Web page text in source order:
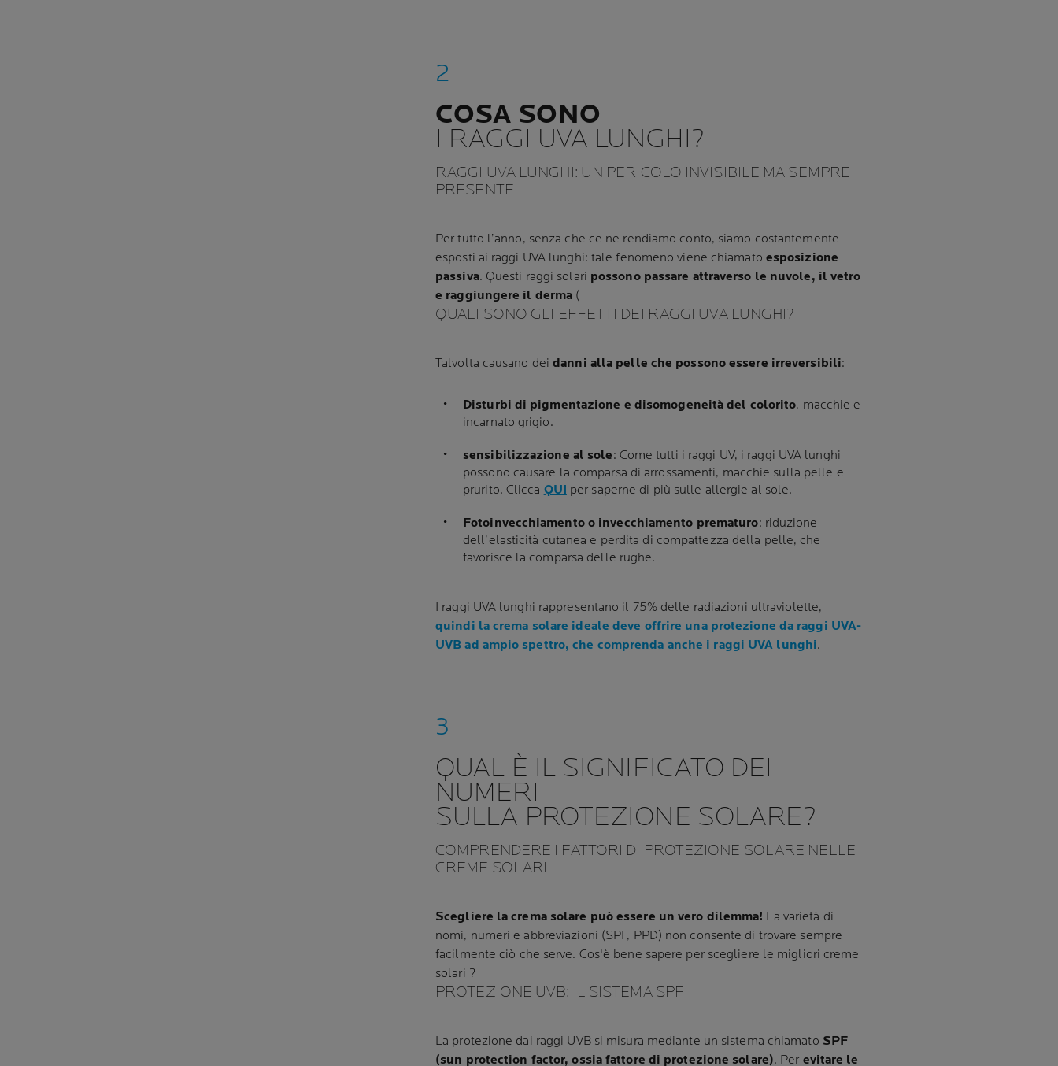
COSA SONO
I RAGGI UVA LUNGHI?
RAGGI UVA LUNGHI: UN PERICOLO INVISIBILE MA SEMPRE
PRESENTE
Per tutto l’anno, senza che ce ne rendiamo conto, siamo costantemente
esposti ai raggi UVA lunghi: tale fenomeno viene chiamato esposizione
passiva. Questi raggi solari possono passare attraverso le nuvole, il vetro
e raggiungere il derma (
QUALI SONO GLI EFFETTI DEI RAGGI UVA LUNGHI?
Talvolta causano deidanni alla pelle che possono essere irreversibili:
Disturbi di pigmentazione e disomogeneità del colorito, macchie e
incarnato grigio.
sensibilizzazione al sole: Come tutti i raggi UV, i raggi UVA lunghi
possono causare la comparsa di arrossamenti, macchie sulla pelle e
prurito. Clicca QUI per saperne di più sulle allergie al sole.
Fotoinvecchiamento o invecchiamento prematuro: riduzione
dell’elasticità cutanea e perdita di compattezza della pelle, che
favorisce la comparsa delle rughe.
I raggi UVA lunghi rappresentano il 75% delle radiazioni ultraviolette,
quindi la crema solare ideale deve offrire una protezione da raggi UVA-
UVB ad ampio spettro, che comprenda anche i raggi UVA lunghi.
QUAL È IL SIGNIFICATO DEI
NUMERI
SULLA PROTEZIONE SOLARE?
COMPRENDERE I FATTORI DI PROTEZIONE SOLARE NELLE
CREME SOLARI
Scegliere la crema solare può essere un vero dilemma! La varietà di
nomi, numeri e abbreviazioni (SPF, PPD) non consente di trovare sempre
facilmente ciò che serve. Cos'è bene sapere per scegliere le migliori creme
solari ?
PROTEZIONE UVB: IL SISTEMA SPF
La protezione dai raggi UVB si misura mediante un sistema chiamato SPF
(sun protection factor, ossia fattore di protezione solare). Per evitare le